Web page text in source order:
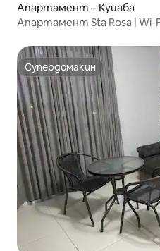
Апартамент – Куиаба
Апартамент Sta Rosa |
Супердомакин
Супердомакин